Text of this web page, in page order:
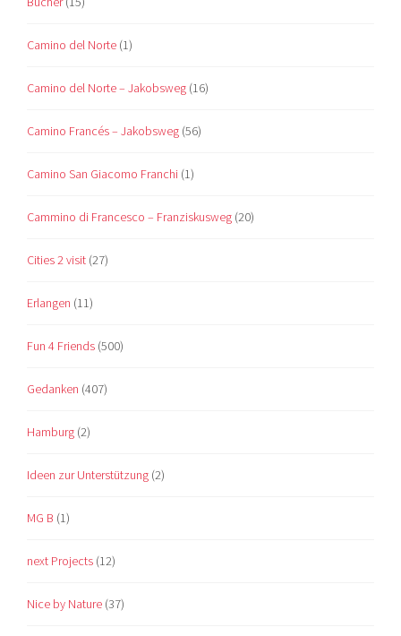
Camino del Norte (1)
Camino del Norte – Jakobsweg (16)
Camino Francés – Jakobsweg (56)
Camino San Giacomo Franchi (1)
Cammino di Francesco – Franziskusweg (20)
Cities 2 visit (27)
Erlangen (11)
Fun 4 Friends (500)
Gedanken (407)
Hamburg (2)
Ideen zur Unterstützung (2)
MG B (1)
next Projects (12)
Nice by Nature (37)